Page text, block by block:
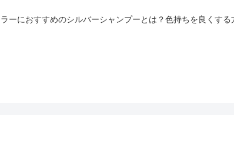
ーにおすすめのシルバーシャンプーとは？色持ちを良くする